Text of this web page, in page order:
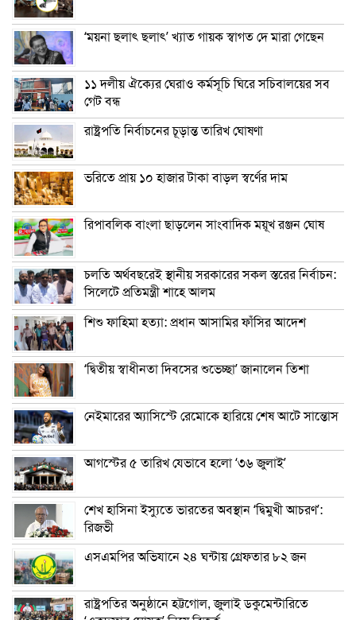
‘ময়না ছলাৎ ছলাৎ’ খ্যাত গায়ক স্বাগত দে মারা গেছেন
১১ দলীয় ঐক্যের ঘেরাও কর্মসূচি ঘিরে সচিবালয়ের সব
গেট বন্ধ
রাষ্ট্রপতি নির্বাচনের চূড়ান্ত তারিখ ঘোষণা
ভরিতে প্রায় ১০ হাজার টাকা বাড়ল স্বর্ণের দাম
রিপাবলিক বাংলা ছাড়লেন সাংবাদিক ময়ূখ রঞ্জন ঘোষ
চলতি অর্থবছরেই স্থানীয় সরকারের সকল স্তরের নির্বাচন:
সিলেটে প্রতিমন্ত্রী শাহে আলম
শিশু ফাহিমা হত্যা: প্রধান আসামির ফাঁসির আদেশ
‘দ্বিতীয় স্বাধীনতা দিবসের শুভেচ্ছা’ জানালেন তিশা
নেইমারের অ্যাসিস্টে রেমোকে হারিয়ে শেষ আটে সান্তোস
আগস্টের ৫ তারিখ যেভাবে হলো ‘৩৬ জুলাই’
শেখ হাসিনা ইস্যুতে ভারতের অবস্থান ‘দ্বিমুখী আচরণ’:
রিজভী
এসএমপির অভিযানে ২৪ ঘন্টায় গ্রেফতার ৮২ জন
রাষ্ট্রপতির অনুষ্ঠানে হট্টগোল, জুলাই ডকুমেন্টারিতে